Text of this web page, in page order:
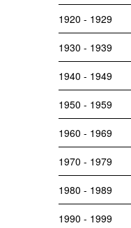
1920 - 1929
1930 - 1939
1940 - 1949
1950 - 1959
1960 - 1969
1970 - 1979
1980 - 1989
1990 - 1999